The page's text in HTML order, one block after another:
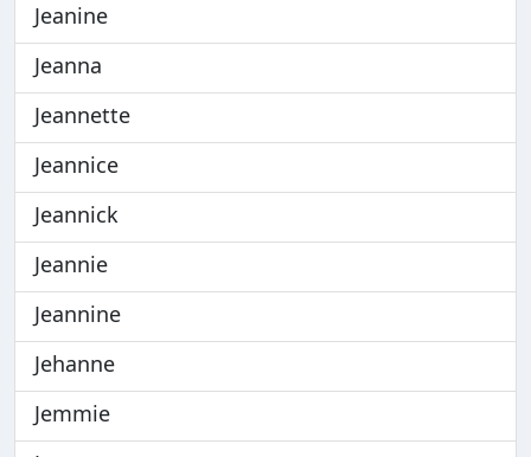
Jeanine
Jeanna
Jeannette
Jeannice
Jeannick
Jeannie
Jeannine
Jehanne
Jemmie